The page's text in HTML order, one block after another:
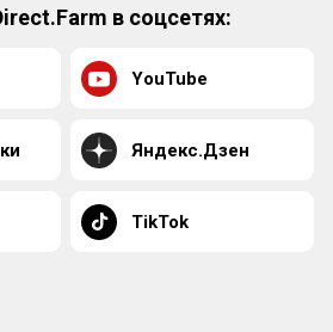
в соцсетях:
YouTube
Яндекс.Дзен
TikTok